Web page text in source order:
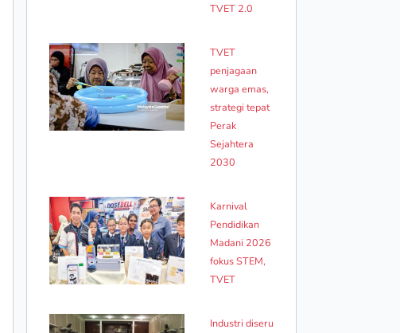
TVET 2.0
TVET
penjagaan
warga emas,
strategi tepat
Perak
Sejahtera
2030
Karnival
Pendidikan
Madani 2026
fokus STEM,
TVET
Industri diseru